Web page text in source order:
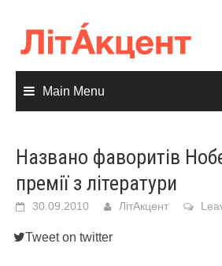
content
Main Menu
Названо фаворитів
премії з літератури
30.09.2010 ЛітАкцент
Tweet on twitter